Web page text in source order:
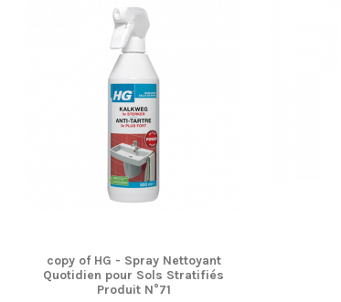
copy of HG - Spray Nettoyant
Quotidien pour Sols Stratifiés
Produit N°71